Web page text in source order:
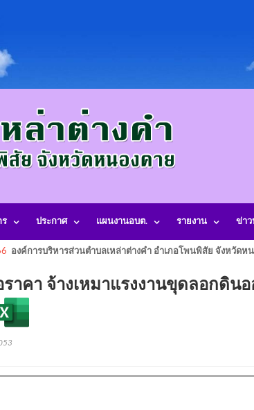
ร ประกาศ แผนงานอบต. รายงาน ข่า
องค์การบริหารส่วนตำบลเหล่าต่างคำ อำเภอโพนพิสัย จังหวัดห
าคา จ้างเหมาแรงงานขุดลอกดิน